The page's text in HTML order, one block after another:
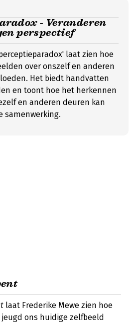
- Veranderen
perspectief
laat zien hoe
over onszelf en anderen
Het biedt handvatten
en toont hoe het herkennen
en anderen deuren kan
samenwerking.
laat Frederike Mewe zien hoe
ons huidige zelfbeeld